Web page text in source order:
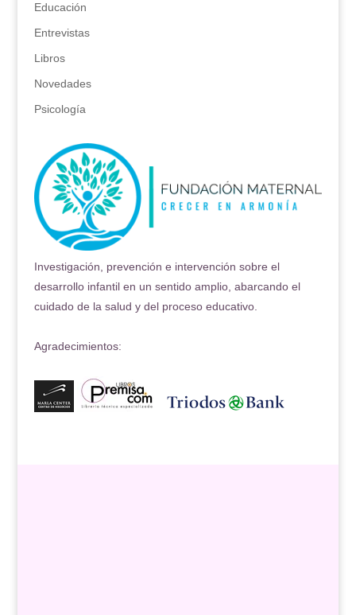
Educación
Entrevistas
Libros
Novedades
Psicología
Investigación, prevención e intervención sobre el
desarrollo infantil en un sentido amplio, abarcando el
cuidado de la salud y del proceso educativo.
Agradecimientos: